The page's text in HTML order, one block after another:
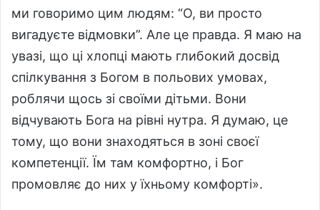
ми говоримо цим людям: “О, ви просто
вигадуєте відмовки”. Але це правда. Я маю на
увазі, що ці хлопці мають глибокий досвід
спілкування з Богом в польових умовах,
роблячи щось зі своїми дітьми. Вони
відчувають Бога на рівні нутра. Я думаю, це
тому, що вони знаходяться в зоні своєї
компетенції. Їм там комфортно, і Бог
промовляє до них у їхньому комфорті».